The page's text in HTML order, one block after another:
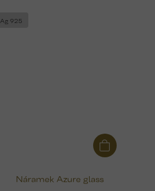
Ag 925
Náramek Azure glass